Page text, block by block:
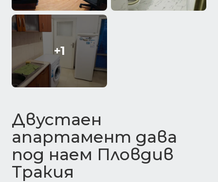
+1
Двустаен
апартамент дава
под наем Пловдив
Тракия